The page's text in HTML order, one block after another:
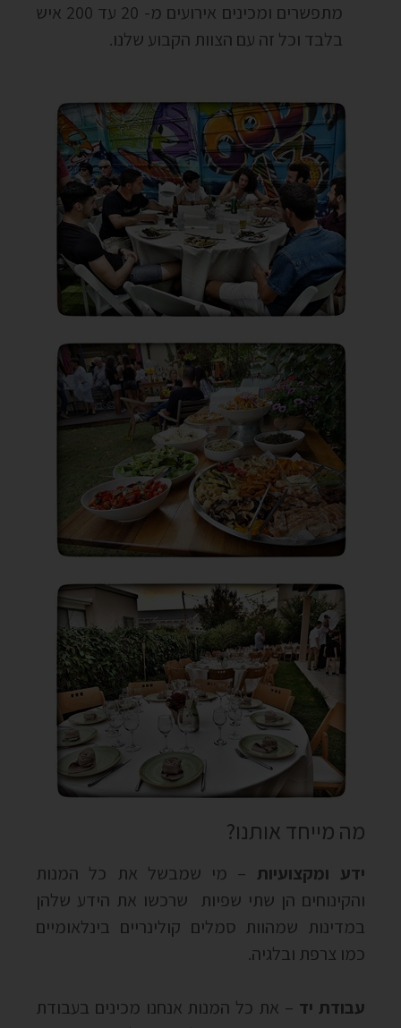
מתפשרים ומכינים אירועים מ- 20 עד 200 איש
בלבד וכל זה עם הצוות הקבוע שלנו.
מה מייחד אותנו?
ידע ומקצועיות – מי שמבשל את כל המנות
והקינוחים הן שתי שפיות שרכשו את הידע שלהן
במדינות שמהוות סמלים קולינריים בינלאומיים
כמו צרפת ובלגיה.
עבודת יד – את כל המנות אנחנו מכינים בעבודת